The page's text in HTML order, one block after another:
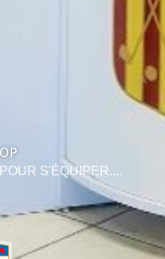
S'ÉQUIPER....